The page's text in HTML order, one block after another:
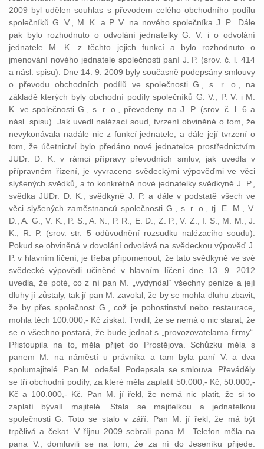
2009 byl udělen souhlas s převodem celého obchodního podílu
společníků G. V., M. K. a P. V. na nového společníka J. P.. Dále
pak bylo rozhodnuto o odvolání jednatelky G. V. i o odvolání
jednatele M. K. z těchto jejich funkcí a bylo rozhodnuto o
jmenování nového jednatele společnosti paní J. P. (srov. č. l. 414
a násl. spisu). Dne 14. 9. 2009 byly současně podepsány smlouvy
o převodu obchodních podílů ve společnosti G., s. r. o., na
základě kterých byly obchodní podíly společníků G. V., P. V. i M.
K. ve společnosti G., s. r. o., převedeny na J. P. (srov. č. l. 6 a
násl. spisu). Jak uvedl nalézací soud, tvrzení obviněné o tom, že
nevykonávala nadále nic z funkcí jednatele, a dále její tvrzení o
tom, že účetnictví bylo předáno nové jednatelce prostřednictvím
JUDr. D. K. v rámci přípravy převodních smluv, jak uvedla v
přípravném řízení, je vyvraceno svědeckými výpověďmi ve věci
slyšených svědků, a to konkrétně nové jednatelky svědkyně J. P.,
svědka JUDr. D. K., svědkyně J. P. a dále v podstatě všech ve
věci slyšených zaměstnanců společnosti G., s. r. o., tj. E. M., V.
D., A. G., V. K., P. S., A. N., P. R., E. D., Z. P., V. Z., I. S., M. M., J.
K., R. P. (srov. str. 5 odůvodnění rozsudku nalézacího soudu).
Pokud se obviněná v dovolání odvolává na svědeckou výpověď J.
P. v hlavním líčení, je třeba připomenout, že tato svědkyně ve své
svědecké výpovědi učiněné v hlavním líčení dne 13. 9. 2012
uvedla, že poté, co z ní pan M. „vydyndal“ všechny peníze a její
dluhy jí zůstaly, tak jí pan M. zavolal, že by se mohla dluhu zbavit,
že by přes společnost G., což je pohostinství nebo restaurace,
mohla těch 100.000,- Kč získat. Tvrdil, že se nemá o nic starat, že
se o všechno postará, že bude jednat s „provozovatelama firmy“.
Přistoupila na to, měla přijet do Prostějova. Schůzku měla s
panem M. na náměstí u právníka a tam byla paní V. a dva
spolumajitelé. Pan M. odešel. Podepsala se smlouva. Převáděly
se tři obchodní podíly, za které měla zaplatit 50.000,- Kč, 50.000,-
Kč a 100.000,- Kč. Pan M. jí řekl, že nemá nic platit, že si to
zaplatí bývalí majitelé. Stala se majitelkou a jednatelkou
společnosti G. Toto se stalo v září. Pan M. jí řekl, že má být
trpělivá a čekat. V říjnu 2009 sebrali pana M.. Telefon měla na
pana V., domluvili se na tom, že za ní do Jeseníku přijede.